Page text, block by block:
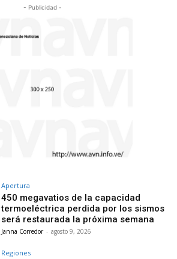
- Publicidad -
Apertura
450 megavatios de la capacidad
termoeléctrica perdida por los sismos
será restaurada la próxima semana
Janna Corredor - agosto 9, 2026
Regiones